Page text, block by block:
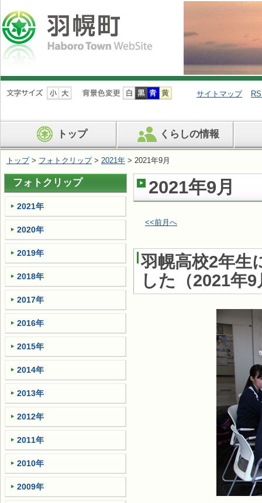
ナ
ビ
ン
を
ば
す
サイトマップ
トップ くらしの情報
トップ> フォトクリップ> 2021年 > 2021年9月
2021年9月
<<前月へ
羽幌高校2年生
した （2021年9
フォトクリップ
2021年
2020年
2019年
2018年
2017年
2016年
2015年
2014年
2013年
2012年
2011年
2010年
2009年